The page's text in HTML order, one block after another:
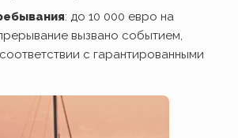
: до 10 000 евро на
вызвано событием,
с гарантированными